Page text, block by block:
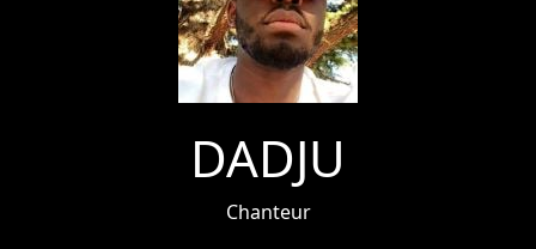
DADJU
Chanteur